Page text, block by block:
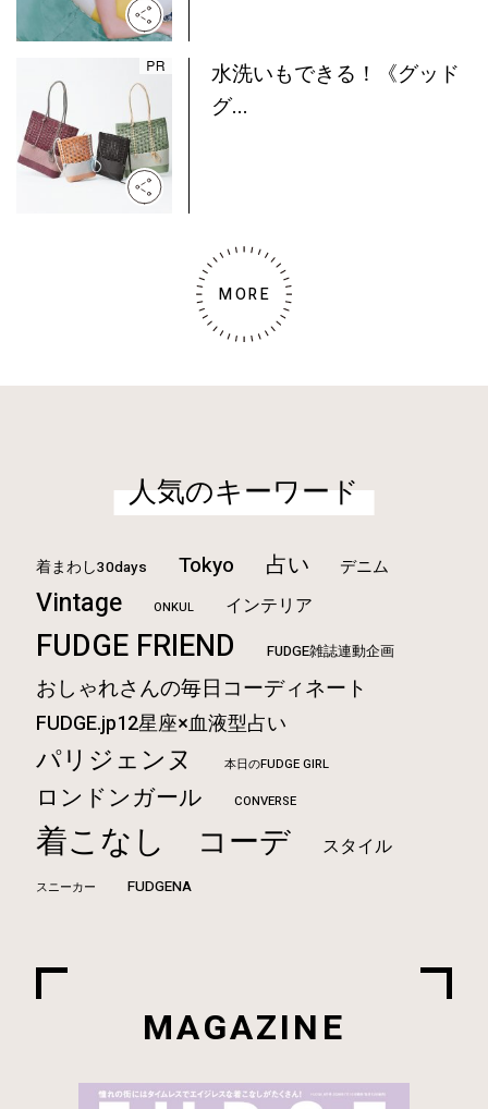
水洗いもできる！《グッド
グ...
MORE
人気のキーワード
着まわし30days Tokyo 占い デニム
Vintage ONKUL インテリア
FUDGE FRIEND FUDGE雑誌連動企画
おしゃれさんの毎日コーディネート
FUDGE.jp12星座×血液型占い
パリジェンヌ 本日のFUDGE GIRL
ロンドンガール CONVERSE
着こなし コーデ スタイル
スニーカー FUDGENA
MAGAZINE